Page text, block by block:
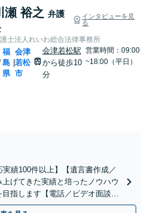
瀬 裕之 弁護
インタビューを見
る
士法人れいわ総合法律事務所
福
島
県
会津
若松
市
会津若松駅
から徒歩10
分
営業時間：09:00
~18:00（平日）
実績100件以上】【遺言書作成／
げてきた実績と培ったノウハウ
指します【電話／ビデオ面談O